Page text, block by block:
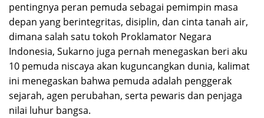
pentingnya peran pemuda sebagai pemimpin masa
depan yang berintegritas, disiplin, dan cinta tanah air,
dimana salah satu tokoh Proklamator Negara
Indonesia, Sukarno juga pernah menegaskan beri aku
10 pemuda niscaya akan kuguncangkan dunia, kalimat
ini menegaskan bahwa pemuda adalah penggerak
sejarah, agen perubahan, serta pewaris dan penjaga
nilai luhur bangsa.